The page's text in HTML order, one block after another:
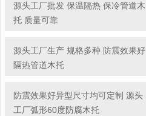
源头工厂批发 保温隔热 保冷管道木
托 质量可靠
源头工厂生产 规格多种 防震效果好
隔热管道木托
防震效果好异型尺寸均可定制 源头
工厂弧形60度防腐木托